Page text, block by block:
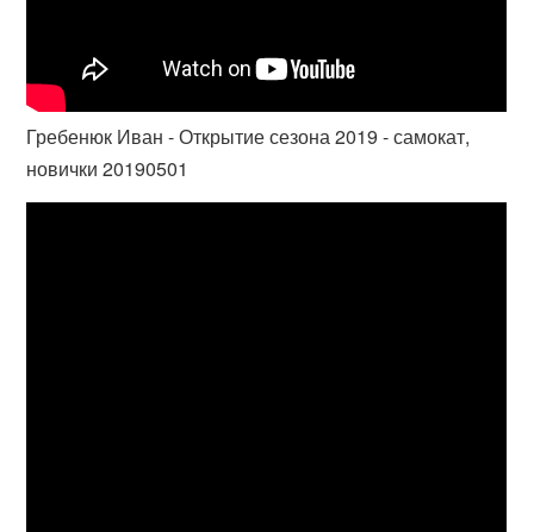
Гребенюк Иван - Открытие сезона 2019 - самокат,
новички 20190501